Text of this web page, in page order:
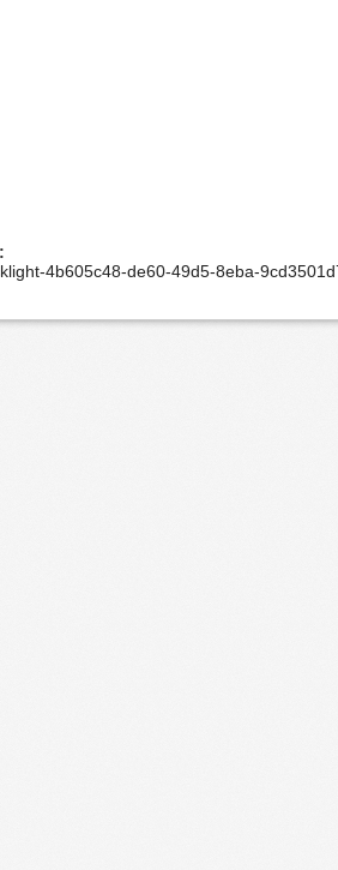
4b605c48-de60-49d5-8eba-